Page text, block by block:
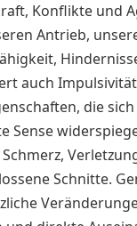
Konflikte und
Antrieb,
auch
die
Sense
Schnitte.